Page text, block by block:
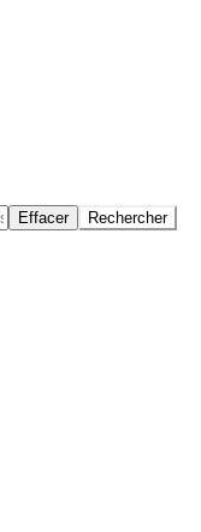
Effacer Rechercher